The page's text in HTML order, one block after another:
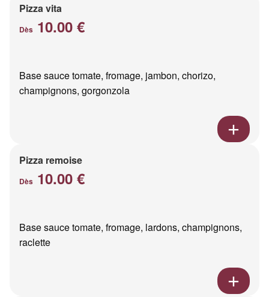
Pizza vita
Dès 10.00 €
Base sauce tomate, fromage, jambon, chorizo,
champignons, gorgonzola
Pizza remoise
Dès 10.00 €
Base sauce tomate, fromage, lardons, champignons,
raclette